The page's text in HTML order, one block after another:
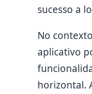
sucesso a
No
aplicativo
horizontal.